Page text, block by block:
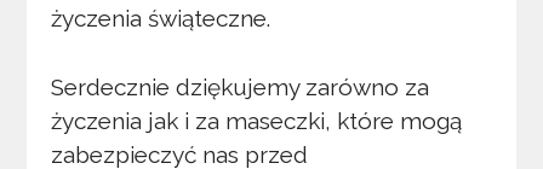
życzenia świąteczne.
Serdecznie dziękujemy zarówno za
życzenia jak i za maseczki, które mogą
zabezpieczyć nas przed